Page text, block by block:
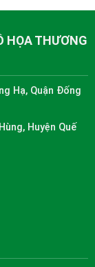
HỌA THƯƠNG
Hạ, Quận Đống
Huyện Quế